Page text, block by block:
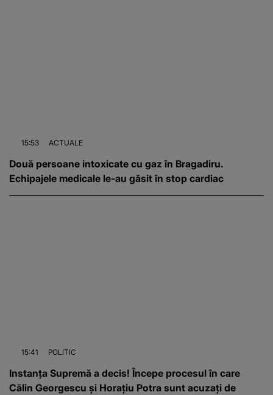
15:53 ACTUALE
Două persoane intoxicate cu gaz în Bragadiru.
Echipajele medicale le-au găsit în stop cardiac
15:41 POLITIC
Instanța Supremă a decis! Începe procesul în care
Călin Georgescu și Horațiu Potra sunt acuzați de